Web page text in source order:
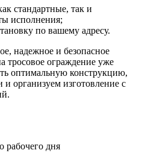
стандартные, так и
исполнения;
по вашему адресу.
надежное и безопасное
тросовое ограждение уже
оптимальную конструкцию,
и организуем изготовление с
рабочего дня